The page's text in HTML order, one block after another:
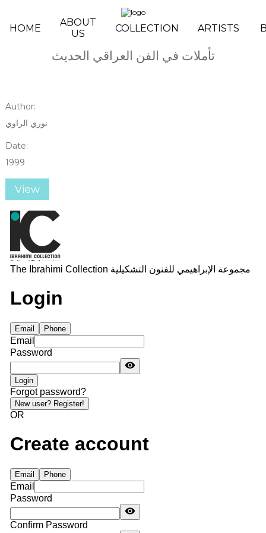
HOME
ABOUT
US
COLLECTION ARTISTS
تأملات في الفن العراقي الحديث
Author:
نوري الراوي
Date:
1999
View